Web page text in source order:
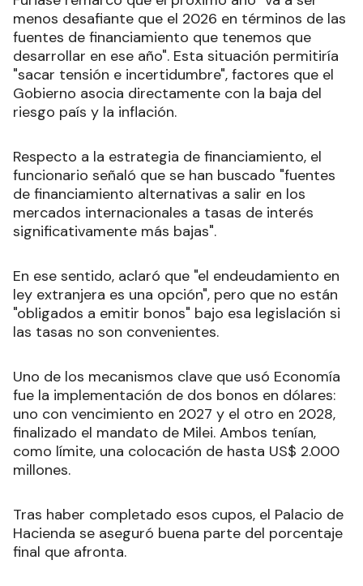
menos desafiante que el 2026 en términos de las
fuentes de financiamiento que tenemos que
desarrollar en ese año". Esta situación permitiría
"sacar tensión e incertidumbre", factores que el
Gobierno asocia directamente con la baja del
riesgo país y la inflación.
Respecto a la estrategia de financiamiento, el
funcionario señaló que se han buscado "fuentes
de financiamiento alternativas a salir en los
mercados internacionales a tasas de interés
significativamente más bajas".
En ese sentido, aclaró que "el endeudamiento en
ley extranjera es una opción", pero que no están
"obligados a emitir bonos" bajo esa legislación si
las tasas no son convenientes.
Uno de los mecanismos clave que usó Economía
fue la implementación de dos bonos en dólares:
uno con vencimiento en 2027 y el otro en 2028,
finalizado el mandato de Milei. Ambos tenían,
como límite, una colocación de hasta US$ 2.000
millones.
Tras haber completado esos cupos, el Palacio de
Hacienda se aseguró buena parte del porcentaje
final que afronta.